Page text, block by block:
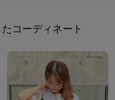
コーディネート